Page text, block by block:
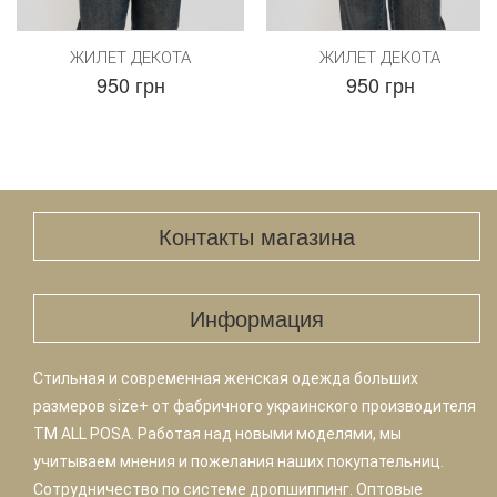
ЖИЛЕТ ДЕКОТА
950 грн
ЖИЛЕТ ДЕКОТА
950 грн
Контакты магазина
Информация
Стильная и современная женская одежда больших
размеров size+ от фабричного украинского производителя
TM ALL POSA. Работая над новыми моделями, мы
учитываем мнения и пожелания наших покупательниц.
Сотрудничество по системе дропшиппинг. Оптовые